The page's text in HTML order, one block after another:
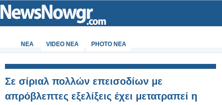
ΝΕΑ VIDEO NEA PHOTO NEA
Σε σίριαλ πολλών επεισοδίων με
απρόβλεπτες εξελίξεις έχει μετατραπεί η